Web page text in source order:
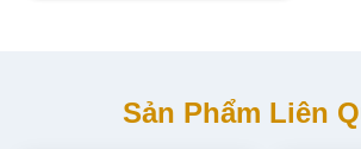
Sản Phẩm Liên